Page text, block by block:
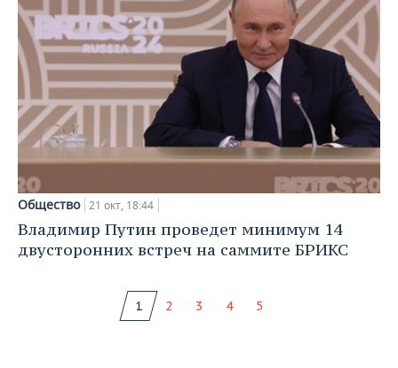
Общество 21 окт, 18:44
Владимир Путин проведет минимум 14
двусторонних встреч на саммите БРИКС
1 2 3 4 5